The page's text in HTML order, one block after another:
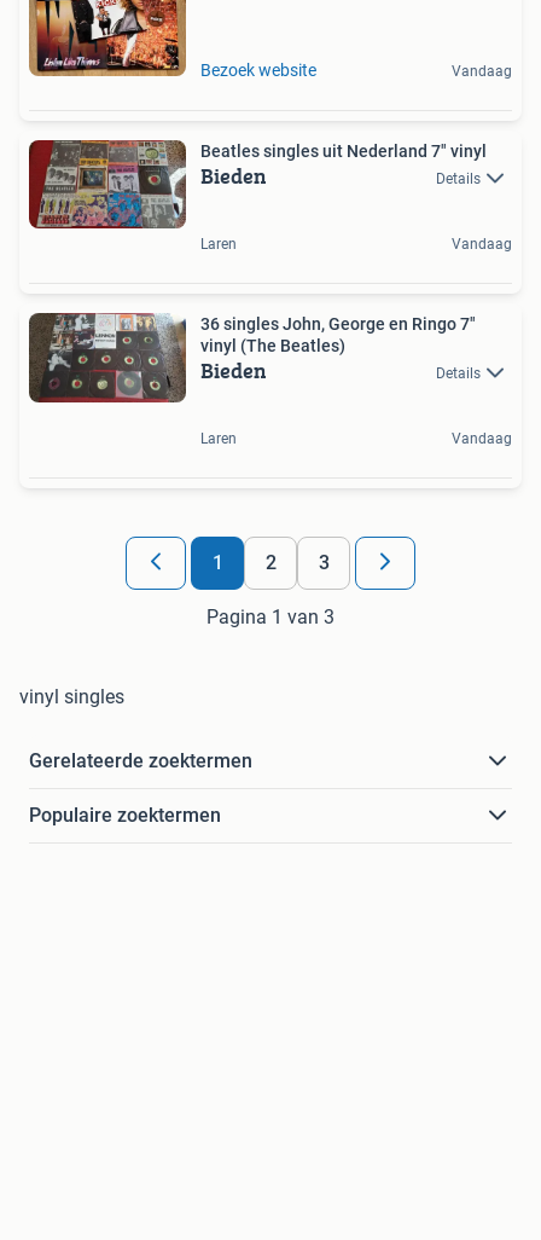
Bezoek website Vandaag
Beatles singles uit Nederland 7" vinyl
Bieden Details
Laren Vandaag
36 singles John, George en Ringo 7"
vinyl (The Beatles)
Bieden Details
Laren Vandaag
1 2 3
Pagina 1 van 3
vinyl singles
Gerelateerde zoektermen
Populaire zoektermen